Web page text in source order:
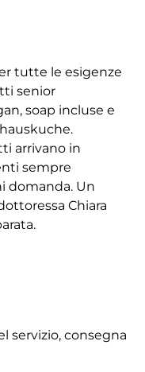
tutte le esigenze
senior
soap incluse e
arrivano in
sempre
domanda. Un
Chiara
servizio, consegna